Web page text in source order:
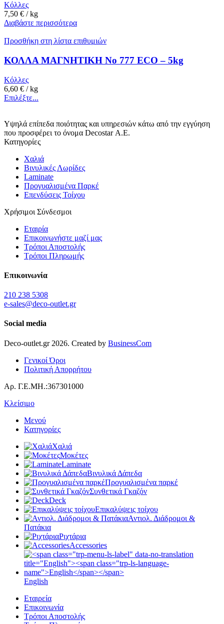
Κόλλες
7,50 € / kg
Διαβάστε περισσότερα
Προσθήκη στη λίστα επιθυμιών
ΚΟΛΛΑ ΜΑΓΝΗΤΙΚΗ No 777 ECO – 5kg
Κόλλες
6,60 € / kg
Επιλέξτε...
Υψηλά επίπεδα ποιότητας και υπηρεσιών κάτω από την εγγύηση
που προσφέρει το όνομα Decostar Α.Ε.
Κατηγορίες
Χαλιά
Βινυλικές Λωρίδες
Laminate
Προγυαλισμένα Παρκέ
Επενδύσεις Τοίχου
Χρήσιμοι Σύνδεσμοι
Εταιρία
Επικοινωνήστε μαζί μας
Τρόποι Αποστολής
Τρόποι Πληρωμής
Επικοινωνία
210 238 5308
e-sales@deco-outlet.gr
Social media
Deco-outlet.gr 2026. Created by BusinessCom
Γενικοί Όροι
Πολιτική Απορρήτου
Αρ. Γ.Ε.ΜΗ.:367301000
Κλείσιμο
Μενού
Κατηγορίες
Χαλιά
Μοκέτες
Laminate
Βινυλικά Δάπεδα
Προγυαλισμένα παρκέ
Συνθετικά Γκαζόν
Deck
Επικαλύψεις τοίχου
Αντιολ. Διάδρομοι &
Πατάκια
Ριχτάρια
Accessories
English
Εταιρεία
Επικοινωνία
Τρόποι Αποστολής